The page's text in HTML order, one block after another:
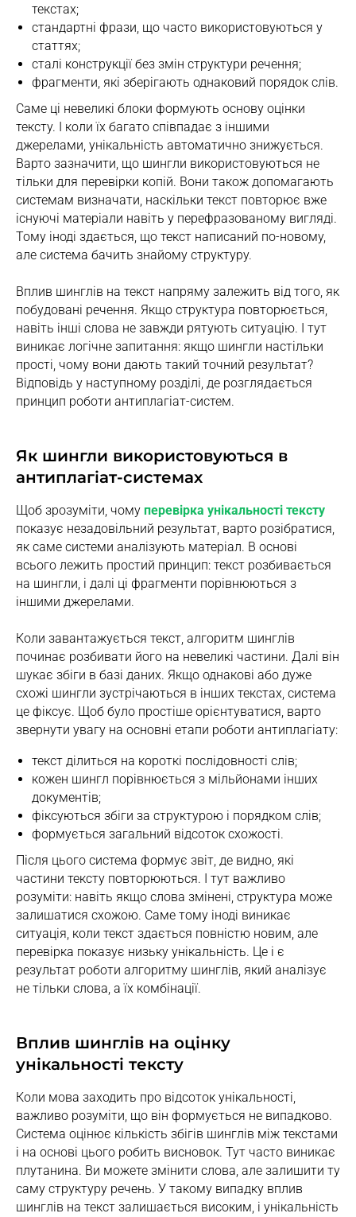
текстах;
стандартні фрази, що часто використовуються у
статтях;
сталі конструкції без змін структури речення;
фрагменти, які зберігають однаковий порядок слів.
Саме ці невеликі блоки формують основу оцінки
тексту. І коли їх багато співпадає з іншими
джерелами, унікальність автоматично знижується.
Варто зазначити, що шингли використовуються не
тільки для перевірки копій. Вони також допомагають
системам визначати, наскільки текст повторює вже
існуючі матеріали навіть у перефразованому вигляді.
Тому іноді здається, що текст написаний по-новому,
але система бачить знайому структуру.
Вплив шинглів на текст напряму залежить від того, як
побудовані речення. Якщо структура повторюється,
навіть інші слова не завжди рятують ситуацію. І тут
виникає логічне запитання: якщо шингли настільки
прості, чому вони дають такий точний результат?
Відповідь у наступному розділі, де розглядається
принцип роботи антиплагіат-систем.
Як шингли використовуються в
антиплагіат-системах
Щоб зрозуміти, чому перевірка унікальності тексту
показує незадовільний результат, варто розібратися,
як саме системи аналізують матеріал. В основі
всього лежить простий принцип: текст розбивається
на шингли, і далі ці фрагменти порівнюються з
іншими джерелами.
Коли завантажується текст, алгоритм шинглів
починає розбивати його на невеликі частини. Далі він
шукає збіги в базі даних. Якщо однакові або дуже
схожі шингли зустрічаються в інших текстах, система
це фіксує. Щоб було простіше орієнтуватися, варто
звернути увагу на основні етапи роботи антиплагіату:
текст ділиться на короткі послідовності слів;
кожен шингл порівнюється з мільйонами інших
документів;
фіксуються збіги за структурою і порядком слів;
формується загальний відсоток схожості.
Після цього система формує звіт, де видно, які
частини тексту повторюються. І тут важливо
розуміти: навіть якщо слова змінені, структура може
залишатися схожою. Саме тому іноді виникає
ситуація, коли текст здається повністю новим, але
перевірка показує низьку унікальність. Це і є
результат роботи алгоритму шинглів, який аналізує
не тільки слова, а їх комбінації.
Вплив шинглів на оцінку
унікальності тексту
Коли мова заходить про відсоток унікальності,
важливо розуміти, що він формується не випадково.
Система оцінює кількість збігів шинглів між текстами
і на основі цього робить висновок. Тут часто виникає
плутанина. Ви можете змінити слова, але залишити ту
саму структуру речень. У такому випадку вплив
шинглів на текст залишається високим, і унікальність